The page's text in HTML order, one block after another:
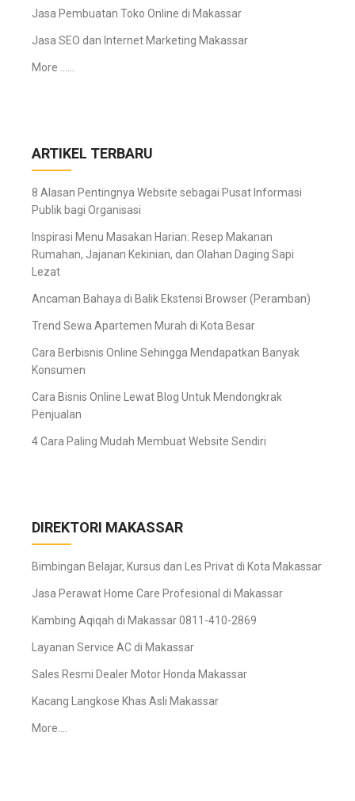
Jasa Pembuatan Toko Online di Makassar
Jasa SEO dan Internet Marketing Makassar
More ……
ARTIKEL TERBARU
8 Alasan Pentingnya Website sebagai Pusat Informasi
Publik bagi Organisasi
Inspirasi Menu Masakan Harian: Resep Makanan
Rumahan, Jajanan Kekinian, dan Olahan Daging Sapi
Lezat
Ancaman Bahaya di Balik Ekstensi Browser (Peramban)
Trend Sewa Apartemen Murah di Kota Besar
Cara Berbisnis Online Sehingga Mendapatkan Banyak
Konsumen
Cara Bisnis Online Lewat Blog Untuk Mendongkrak
Penjualan
4 Cara Paling Mudah Membuat Website Sendiri
DIREKTORI MAKASSAR
Bimbingan Belajar, Kursus dan Les Privat di Kota Makassar
Jasa Perawat Home Care Profesional di Makassar
Kambing Aqiqah di Makassar 0811-410-2869
Layanan Service AC di Makassar
Sales Resmi Dealer Motor Honda Makassar
Kacang Langkose Khas Asli Makassar
More….